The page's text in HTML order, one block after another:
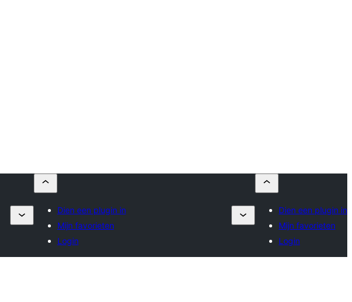
Dien een plugin in
Mijn favorieten
Login
Dien een plugin in
Mijn favorieten
Login